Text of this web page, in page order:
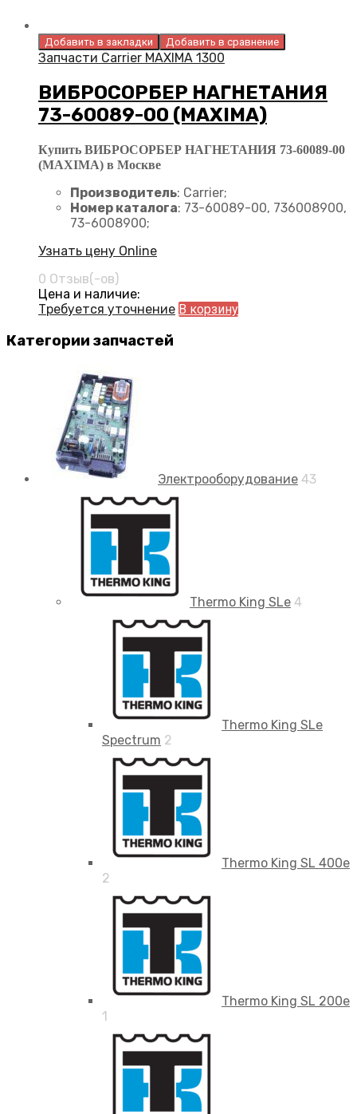
Добавить в закладки Добавить в сравнение
Запчасти Carrier MAXIMA 1300
ВИБРОСОРБЕР НАГНЕТАНИЯ
73-60089-00 (MAXIMA)
Купить ВИБРОСОРБЕР НАГНЕТАНИЯ 73-60089-00
(MAXIMA) в Москве
Производитель: Carrier;
Номер каталога: 73-60089-00, 736008900,
73-6008900;
Узнать цену Online
0 Отзыв(-ов)
Цена и наличие:
Требуется уточнение В корзину
Категории запчастей
Электрооборудование 43
Thermo King SLe 4
Thermo King SLe
Spectrum 2
Thermo King SL 400e
2
Thermo King SL 200e
1